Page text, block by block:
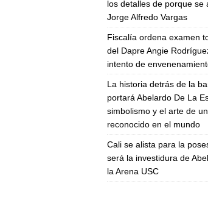
los detalles de porque se
Jorge Alfredo Vargas
Fiscalía ordena examen
del Dapre Angie
intento de
La historia detrás de la
portará Abelardo De La
simbolismo y el arte de
reconocido en el mundo
Cali se alista para la
será la investidura de
la Arena USC